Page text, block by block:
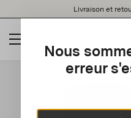
note:
website
an
Livraison et
Nous
erreur
This is a carousel with